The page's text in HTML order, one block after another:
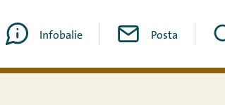
Infobalie Posta